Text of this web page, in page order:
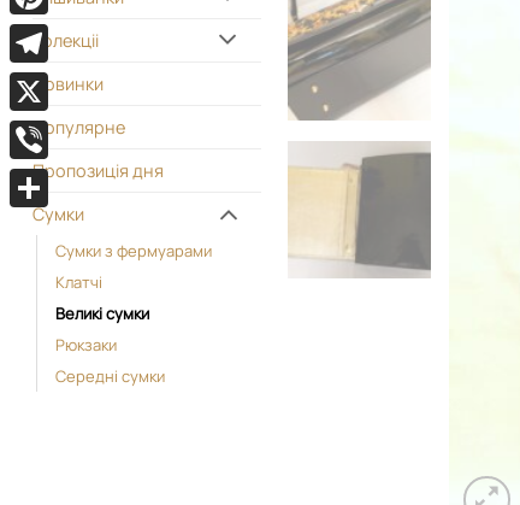
Колекціі
Новинки
Популярне
Пропозиція дня
Сумки
Cумки з фермуарами
Kлатчі
Великі сумки
Рюкзаки
Середні сумки
Pinterest
Telegram
X
Viber
Поділитися